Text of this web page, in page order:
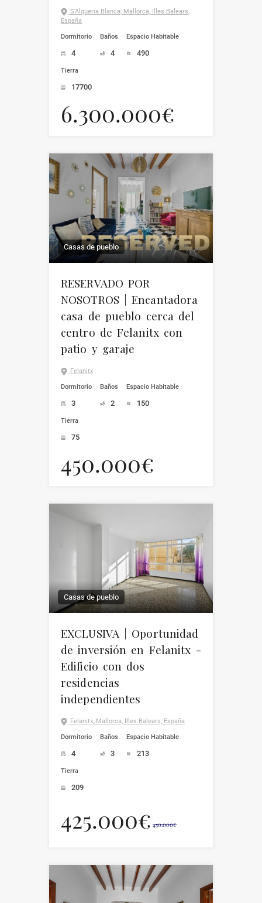
S'Alqueria Blanca, Mallorca, Illes Balears,
España
Dormitorio
4
Baños
4
Espacio Habitable
490
Tierra
17700
6.300.000€
Casas de pueblo
RESERVADO POR
NOSOTROS | Encantadora
casa de pueblo cerca del
centro de Felanitx con
patio y garaje
Felanitx
Dormitorio
3
Baños
2
Espacio Habitable
150
Tierra
75
450.000€
Casas de pueblo
EXCLUSIVA | Oportunidad
de inversión en Felanitx -
Edificio con dos
residencias
independientes
Felanitx, Mallorca, Illes Balears, España
Dormitorio
4
Baños
3
Espacio Habitable
213
Tierra
209
425.000€ 450.000€